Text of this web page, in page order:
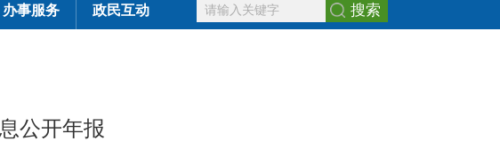
办事服务 政民互动 搜索
公开年报